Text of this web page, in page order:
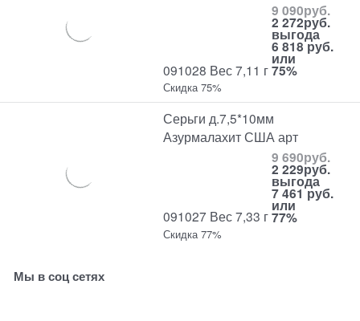
091028 Вес 7,11 г
9 090руб.
2 272руб.
выгода
6 818 руб.
или
75%
Скидка 75%
Серьги д.7,5*10мм
Азурмалахит США арт
091027 Вес 7,33 г
9 690руб.
2 229руб.
выгода
7 461 руб.
или
77%
Скидка 77%
Мы в соц сетях